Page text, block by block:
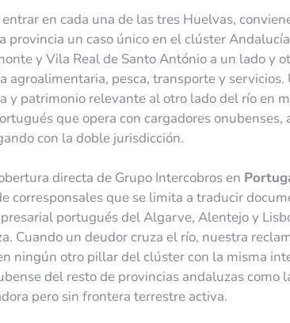
en cada una de las tres Huelvas,
provincia un caso único en el clúster
y Vila Real de Santo António a un lado y
agroalimentaria, pesca, transporte y
y patrimonio relevante al otro lado del río en
que opera con cargadores
con la doble jurisdicción.
directa de Grupo Intercobros en
corresponsales que se limita a traducir
portugués del Algarve, Alentejo y
Cuando un deudor cruza el río, nuestra
ningún otro pillar del clúster con la misma
del resto de provincias andaluzas como
pero sin frontera terrestre activa.